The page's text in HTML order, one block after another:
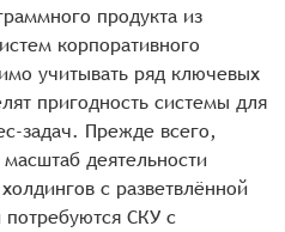
продукта из
корпоративного
учитывать ряд ключевых
пригодность системы для
задач. Прежде всего,
деятельности
с разветвлённой
потребуются СКУ с